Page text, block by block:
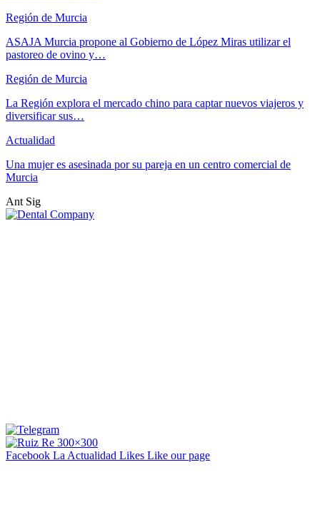
Región de Murcia
ASAJA Murcia propone al Gobierno de López Miras utilizar el
pastoreo de ovino y…
Región de Murcia
La Región explora el mercado chino para captar nuevos viajeros y
diversificar sus…
Actualidad
Una mujer es asesinada por su pareja en un centro comercial de
Murcia
Ant Sig
Facebook La Actualidad Likes Like our page